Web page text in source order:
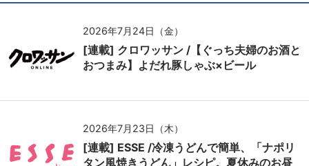
2026年7月24日（金）
[連載] クロワッサン /【ぐっち夫婦のお酒と
おつまみ】よだれ豚しゃぶ×ビール
2026年7月23日（木）
[連載] ESSE /冷凍うどんで簡単、「ナポリ
タン風焼きうどん」レシピ。夏休みのお昼